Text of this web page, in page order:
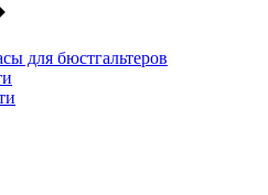
для бюстгальтеров